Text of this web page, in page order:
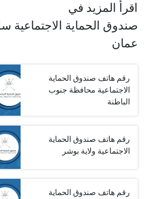
اقرأ المزيد في
صندوق الحماية الاجتماعية
عمان
رقم هاتف صندوق الحماية
الاجتماعية محافظة جنوب
الباطنة
رقم هاتف صندوق الحماية
الاجتماعية ولاية بوشر
رقم هاتف صندوق الحماية